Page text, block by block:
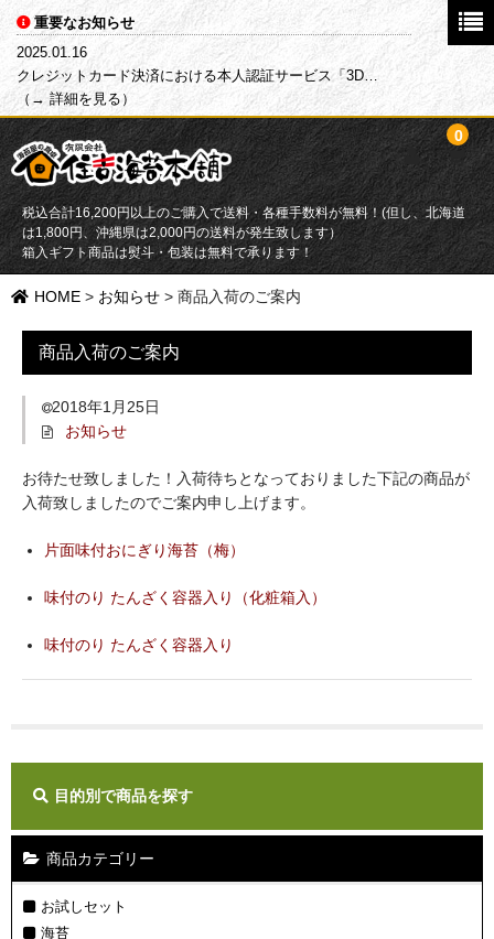
重要なお知らせ
2025.01.16
クレジットカード決済における本人認証サービス「3D…
（→ 詳細を見る）
税込合計16,200円以上のご購入で送料・各種手数料が無料！(但し、北海道
は1,800円、沖縄県は2,000円の送料が発生致します）
箱入ギフト商品は熨斗・包装は無料で承ります！
0
HOME
商品一覧
海苔
ふりかけ
HOME > お知らせ > 商品入荷のご案内
商品入荷のご案内
2018年1月25日
お知らせ
お待たせ致しました！入荷待ちとなっておりました下記の商品が
入荷致しましたのでご案内申し上げます。
片面味付おにぎり海苔（梅）
味付のり たんざく容器入り（化粧箱入）
味付のり たんざく容器入り
目的別で商品を探す
商品カテゴリー
お試しセット
海苔